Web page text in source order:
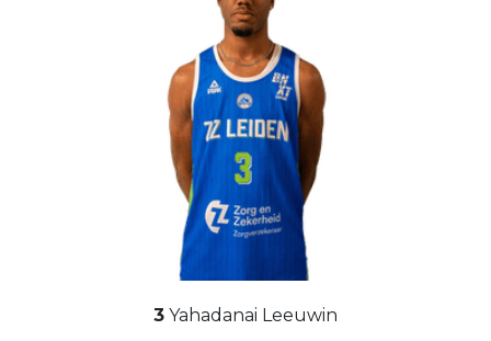
3 Yahadanai Leeuwin